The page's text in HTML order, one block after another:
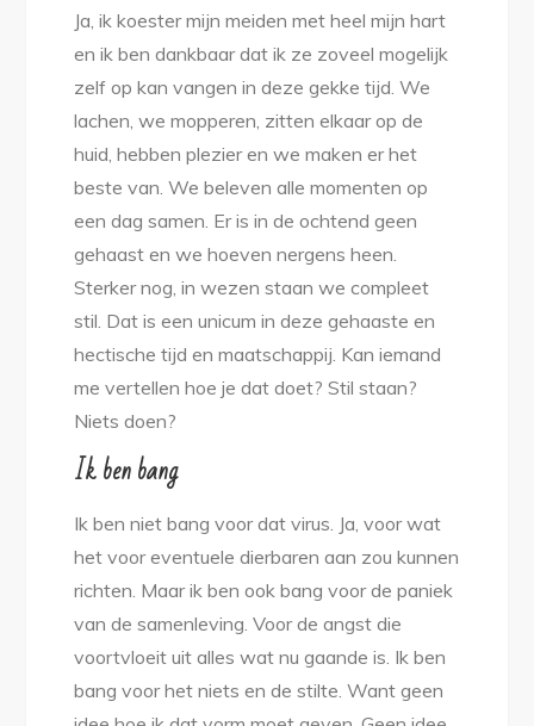
Ja, ik koester mijn meiden met heel mijn hart
en ik ben dankbaar dat ik ze zoveel mogelijk
zelf op kan vangen in deze gekke tijd. We
lachen, we mopperen, zitten elkaar op de
huid, hebben plezier en we maken er het
beste van. We beleven alle momenten op
een dag samen. Er is in de ochtend geen
gehaast en we hoeven nergens heen.
Sterker nog, in wezen staan we compleet
stil. Dat is een unicum in deze gehaaste en
hectische tijd en maatschappij. Kan iemand
me vertellen hoe je dat doet? Stil staan?
Niets doen?
Ik ben bang
Ik ben niet bang voor dat virus. Ja, voor wat
het voor eventuele dierbaren aan zou kunnen
richten. Maar ik ben ook bang voor de paniek
van de samenleving. Voor de angst die
voortvloeit uit alles wat nu gaande is. Ik ben
bang voor het niets en de stilte. Want geen